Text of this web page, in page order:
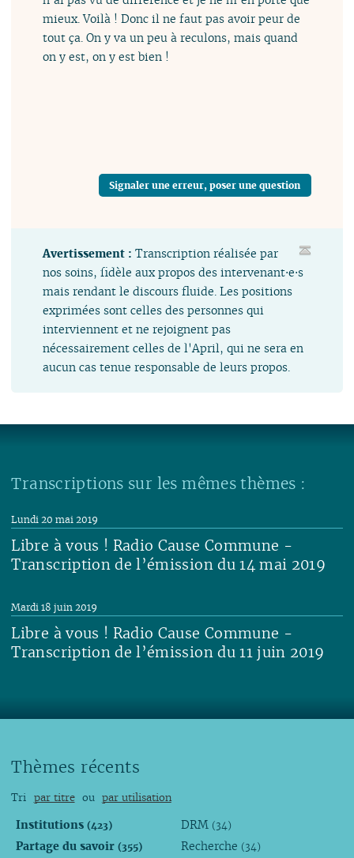
mieux. Voilà ! Donc il ne faut pas avoir peur de
tout ça. On y va un peu à reculons, mais quand
on y est, on y est bien !
Signaler une erreur, poser une question
Avertissement :Transcription réalisée par
nos soins, fidèle aux propos des intervenant⋅e⋅s
mais rendant le discours fluide. Les positions
exprimées sont celles des personnes qui
interviennent et ne rejoignent pas
nécessairement celles de l'April, qui ne sera en
aucun cas tenue responsable de leurs propos.
Transcriptions sur les mêmes thèmes :
Libre à vous ! Radio Cause Commune -
Transcription de l’émission du 14 mai 2019
Lundi 20 mai 2019
Libre à vous ! Radio Cause Commune -
Transcription de l’émission du 11 juin 2019
Mardi 18 juin 2019
Thèmes récents
Tri par titre ou par utilisation
Institutions (423)
Partage du savoir (355)
DRM (34)
Recherche (34)